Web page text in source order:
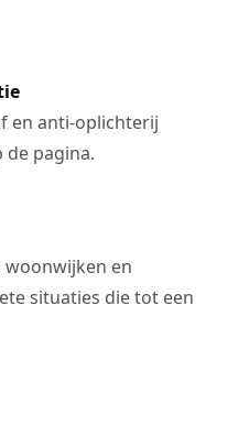
en anti-oplichterij
de pagina.
woonwijken en
situaties die tot een